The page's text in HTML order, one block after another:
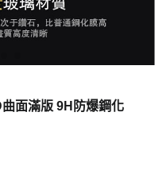
面滿版 9H防爆鋼化